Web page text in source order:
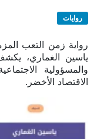
روايات
رواية زمن التعب
ياسين الغماري،
والمسؤولية
الاقتصاد الأخضر.